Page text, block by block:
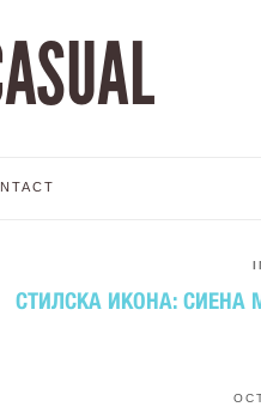
СТИЛСКА ИКОНА: СИЕНА